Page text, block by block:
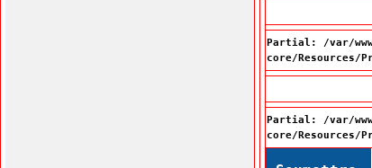
Partial: /var/
core/Resources/
Partial: /var/
core/Resources/